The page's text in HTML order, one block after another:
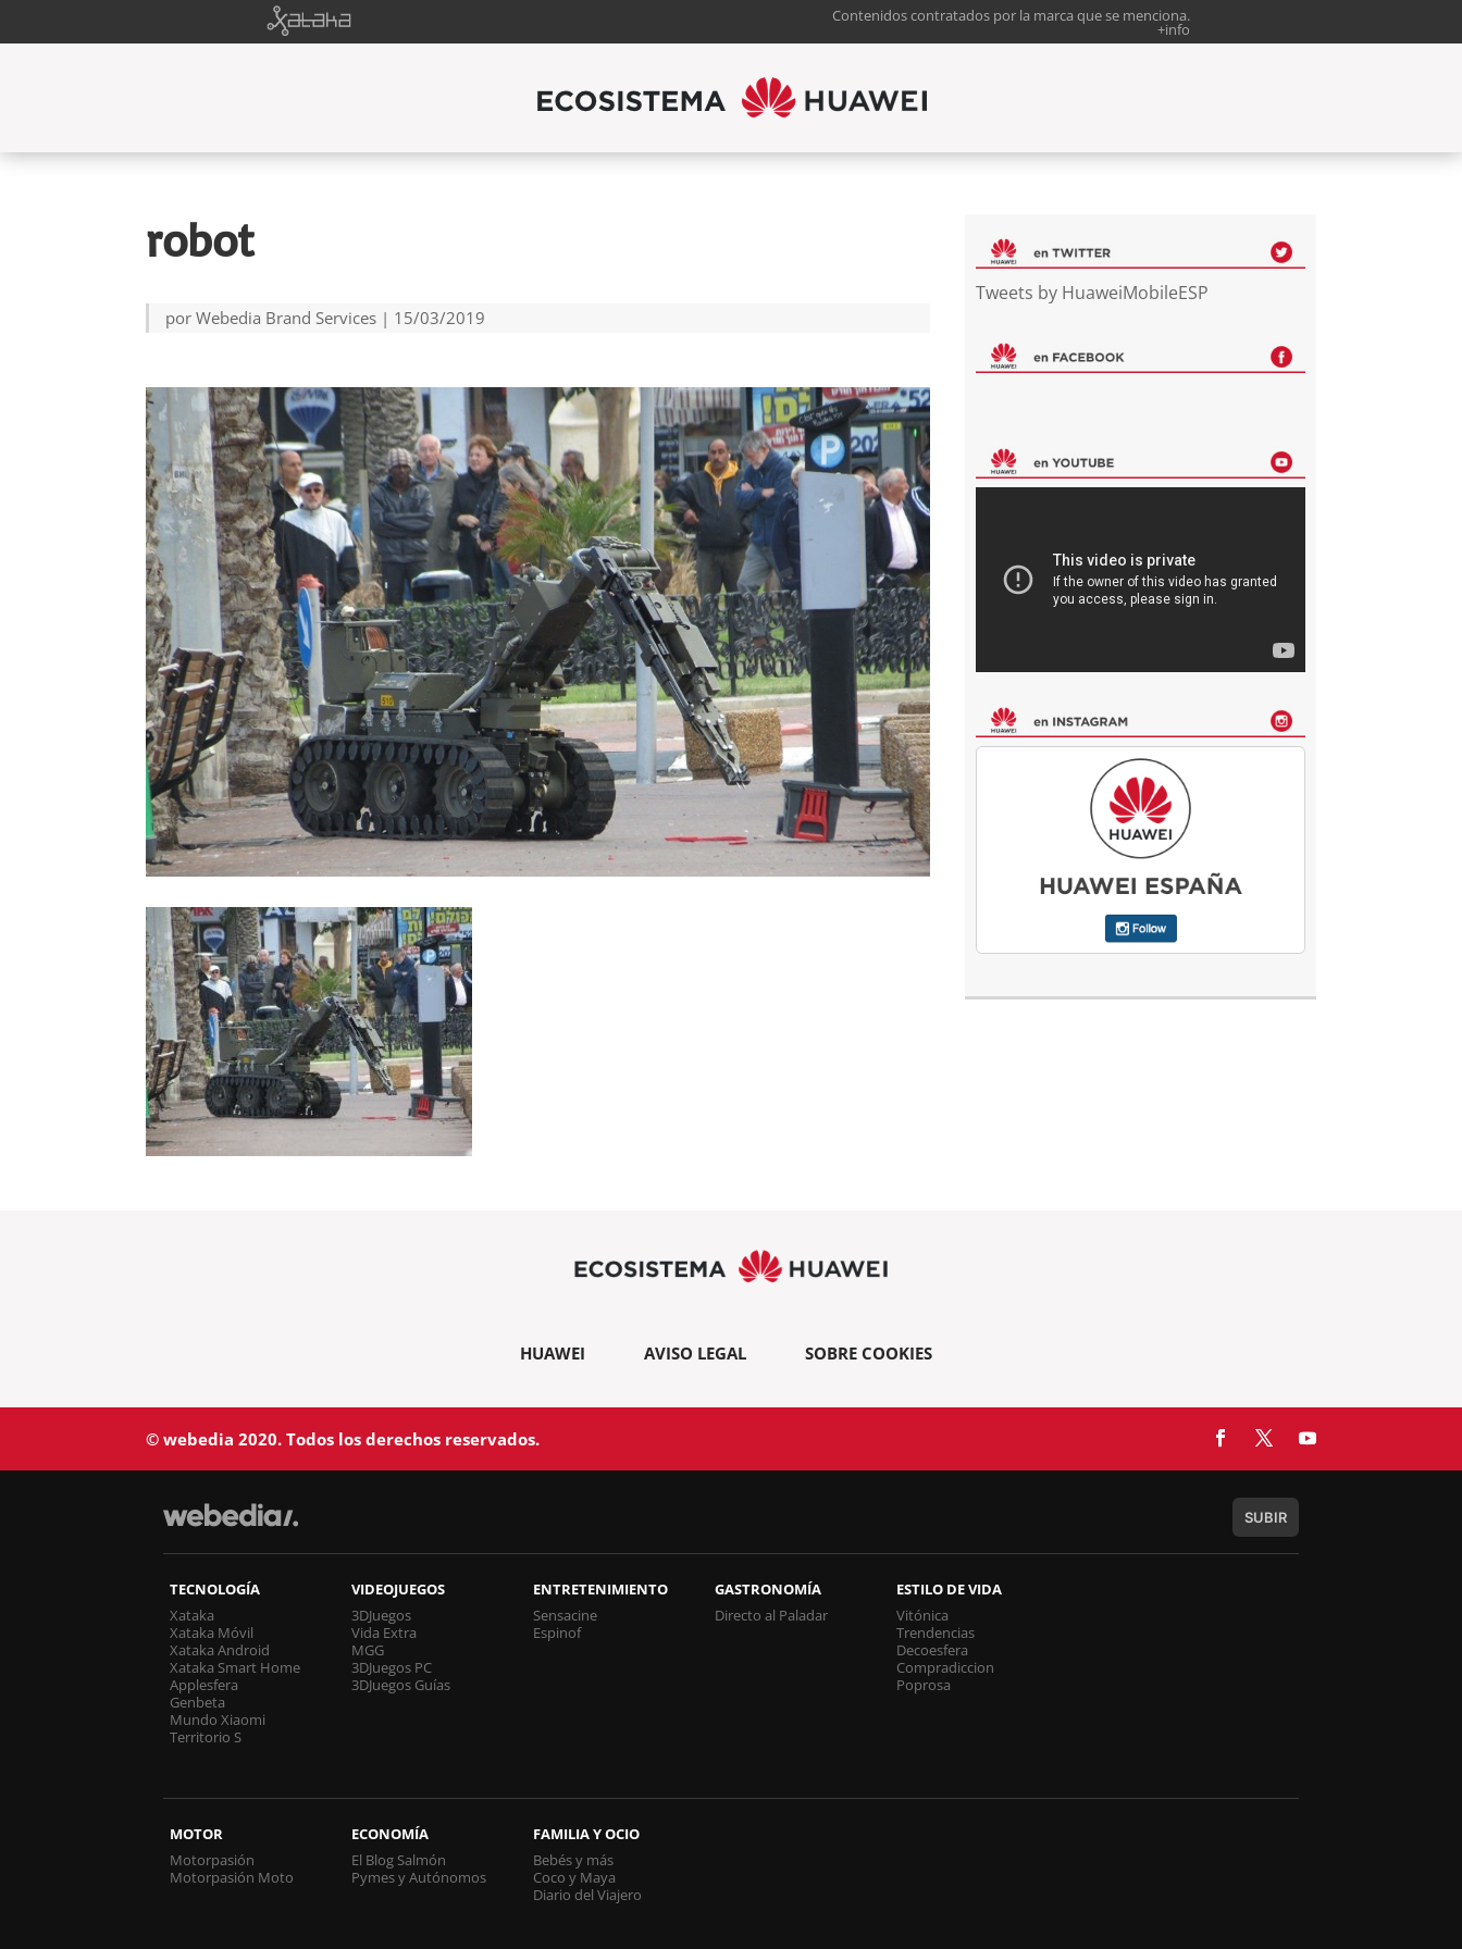
Contenidos contratados por la marca que se menciona.
+info
robot
porWebedia Brand Services | 15/03/2019
Tweets by HuaweiMobileESP
HUAWEI AVISO LEGAL SOBRE COOKIES
© webedia 2020. Todos los derechos reservados.
SUBIR
TECNOLOGÍA
Xataka
Xataka Móvil
Xataka Android
Xataka Smart Home
Applesfera
Genbeta
Mundo Xiaomi
Territorio S
VIDEOJUEGOS
3DJuegos
Vida Extra
MGG
3DJuegos PC
3DJuegos Guías
ENTRETENIMIENTO
Sensacine
Espinof
GASTRONOMÍA
Directo al Paladar
ESTILO DE VIDA
Vitónica
Trendencias
Decoesfera
Compradiccion
Poprosa
MOTOR
Motorpasión
Motorpasión Moto
ECONOMÍA
El Blog Salmón
Pymes y Autónomos
FAMILIA Y OCIO
Bebés y más
Coco y Maya
Diario del Viajero